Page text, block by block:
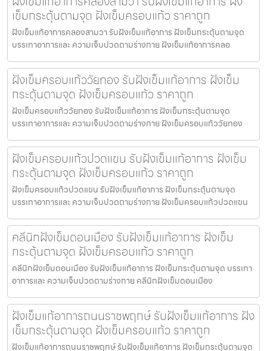
เข็มกระตุ้นตามจุด ฝังเข็มครอบแก้ว ราคาถูก
ฝังเข็มแก้อาการคลองสามวา รับฝังเข็มแก้อาการ ฝังเข็มกระตุ้นตามจุด
บรรเทาอาการและ ความเจ็บปวดตามร่างกาย ฝังเข็มแก้อาการคลอ
ฝังเข็มครอบแก้ววัยทอง รับฝังเข็มแก้อาการ ฝังเข็ม
กระตุ้นตามจุด ฝังเข็มครอบแก้ว ราคาถูก
ฝังเข็มครอบแก้ววัยทอง รับฝังเข็มแก้อาการ ฝังเข็มกระตุ้นตามจุด
บรรเทาอาการและ ความเจ็บปวดตามร่างกาย ฝังเข็มครอบแก้ววัยทอง
ฝังเข็มครอบแก้วปวดแขน รับฝังเข็มแก้อาการ ฝังเข็ม
กระตุ้นตามจุด ฝังเข็มครอบแก้ว ราคาถูก
ฝังเข็มครอบแก้วปวดแขน รับฝังเข็มแก้อาการ ฝังเข็มกระตุ้นตามจุด
บรรเทาอาการและ ความเจ็บปวดตามร่างกาย ฝังเข็มครอบแก้วปวดแขน
คลีนิกฝังเข็มดอนเมือง รับฝังเข็มแก้อาการ ฝังเข็ม
กระตุ้นตามจุด ฝังเข็มครอบแก้ว ราคาถูก
คลีนิกฝังเข็มดอนเมือง รับฝังเข็มแก้อาการ ฝังเข็มกระตุ้นตามจุด บรรเทา
อาการและ ความเจ็บปวดตามร่างกาย คลีนิกฝังเข็มดอนเมือง
ฝังเข็มแก้อาการถนนราชพฤกษ์ รับฝังเข็มแก้อาการ ฝัง
เข็มกระตุ้นตามจุด ฝังเข็มครอบแก้ว ราคาถูก
ฝังเข็มแก้อาการถนนราชพฤกษ์ รับฝังเข็มแก้อาการ ฝังเข็มกระตุ้นตามจุด